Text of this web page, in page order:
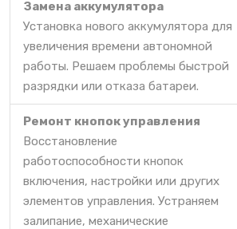
Замена аккумулятора
Установка нового аккумулятора для
увеличения времени автономной
работы. Решаем проблемы быстрой
разрядки или отказа батареи.
Ремонт кнопок управления
Восстановление
работоспособности кнопок
включения, настройки или других
элементов управления. Устраняем
залипание, механические